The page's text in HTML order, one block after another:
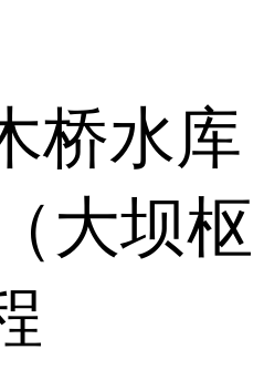
桥水库
大坝枢